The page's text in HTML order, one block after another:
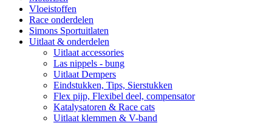
Vloeistoffen
Race onderdelen
Simons Sportuitlaten
Uitlaat & onderdelen
Uitlaat accessories
Las nippels - bung
Uitlaat Dempers
Eindstukken, Tips, Sierstukken
Flex pijp, Flexibel deel, compensator
Katalysatoren & Race cats
Uitlaat klemmen & V-band